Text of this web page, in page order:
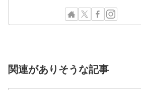
関連がありそうな記事